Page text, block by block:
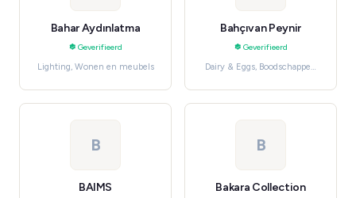
Bahar Aydınlatma
Geverifieerd
Lighting, Wonen en meubels
Bahçıvan Peynir
Geverifieerd
Dairy & Eggs, Boodschappen
B
BAIMS
B
Bakara Collection